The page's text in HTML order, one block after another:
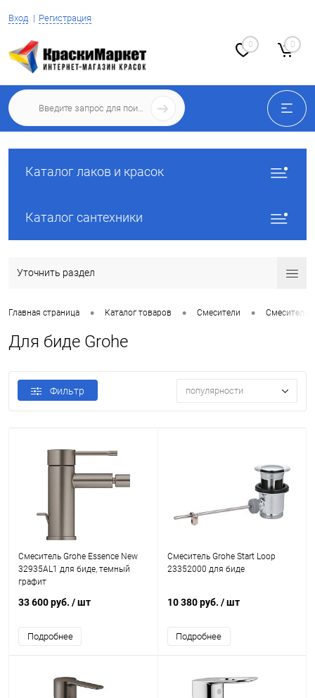
Вход Регистрация
0 0
Каталог лаков и красок
Каталог сантехники
Уточнить раздел
Главная страница • Каталог товаров • Смесители • Смесители
Для биде Grohe
Фильтр популярности
Смеситель Grohe Essence New
32935AL1 для биде, темный
графит
33 600 руб. / шт
Подробнее
Смеситель Grohe Start Loop
23352000 для биде
10 380 руб. / шт
Подробнее